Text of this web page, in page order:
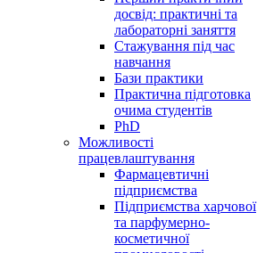
досвід: практичні та
лабораторні заняття
Стажування під час
навчання
Бази практики
Практична підготовка
очима студентів
PhD
Можливості
працевлаштування
Фармацевтичні
підприємства
Підприємства харчової
та парфумерно-
косметичної